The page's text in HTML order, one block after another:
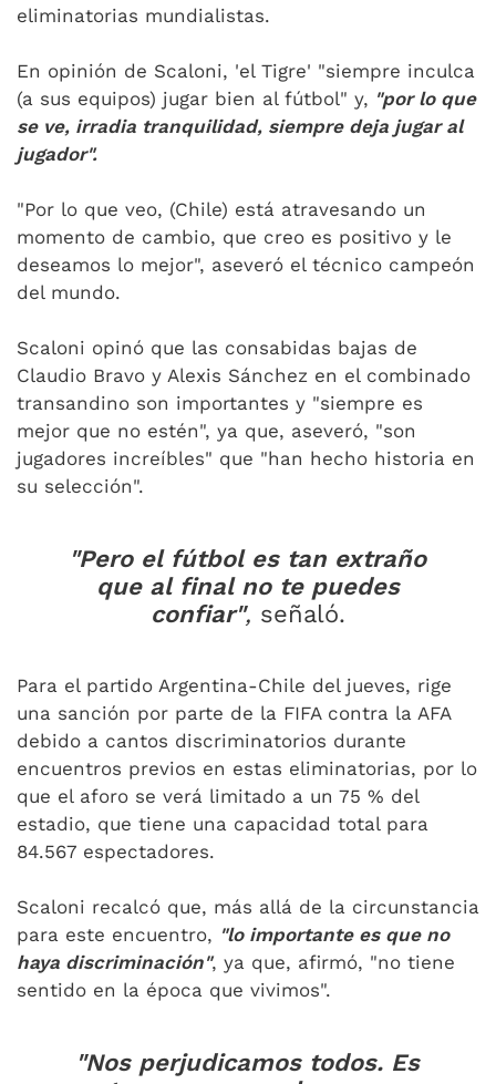
eliminatorias mundialistas.
En opinión de Scaloni, 'el Tigre' "siempre inculca
(a sus equipos) jugar bien al fútbol" y, "por lo que
se ve, irradia tranquilidad, siempre deja jugar al
jugador".
"Por lo que veo, (Chile) está atravesando un
momento de cambio, que creo es positivo y le
deseamos lo mejor", aseveró el técnico campeón
del mundo.
Scaloni opinó que las consabidas bajas de
Claudio Bravo y Alexis Sánchez en el combinado
transandino son importantes y "siempre es
mejor que no estén", ya que, aseveró, "son
jugadores increíbles" que "han hecho historia en
su selección".
"Pero el fútbol es tan extraño
que al final no te puedes
confiar", señaló.
Para el partido Argentina-Chile del jueves, rige
una sanción por parte de la FIFA contra la AFA
debido a cantos discriminatorios durante
encuentros previos en estas eliminatorias, por lo
que el aforo se verá limitado a un 75 % del
estadio, que tiene una capacidad total para
84.567 espectadores.
Scaloni recalcó que, más allá de la circunstancia
para este encuentro, "lo importante es que no
haya discriminación", ya que, afirmó, "no tiene
sentido en la época que vivimos".
"Nos perjudicamos todos. Es